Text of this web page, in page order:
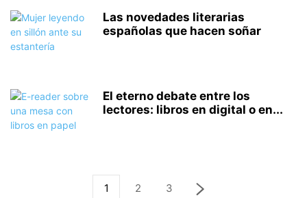
Las novedades literarias
españolas que hacen soñar
El eterno debate entre los
lectores: libros en digital o en...
1 2 3